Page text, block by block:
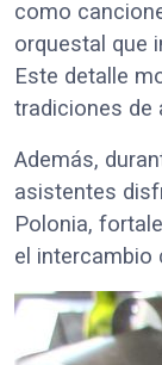
como
orquestal que
Este detalle
tradiciones de
Además,
asistentes
Polonia,
el intercambio